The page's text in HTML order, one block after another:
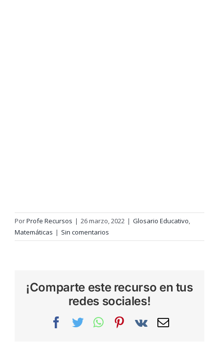
PorProfe Recursos | 26 marzo, 2022 | Glosario Educativo,
Matemáticas | Sin comentarios
¡Comparte este recurso en tus
redes sociales!
Facebook
TwitterWhatsAppPinterest
Vk
Correo